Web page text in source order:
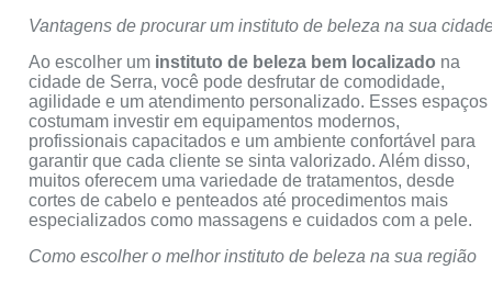
Vantagens de procurar um instituto de beleza na sua
Ao escolher um instituto de beleza bem localizado na
cidade de Serra, você pode desfrutar de comodidade,
agilidade e um atendimento personalizado. Esses espaços
costumam investir em equipamentos modernos,
profissionais capacitados e um ambiente confortável para
garantir que cada cliente se sinta valorizado. Além disso,
muitos oferecem uma variedade de tratamentos, desde
cortes de cabelo e penteados até procedimentos mais
especializados como massagens e cuidados com a pele.
Como escolher o melhor instituto de beleza na sua região